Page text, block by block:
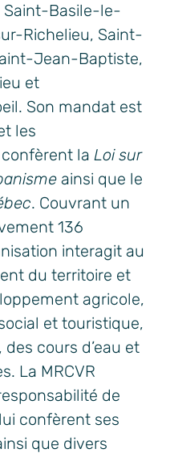
Basile-le-
Richelieu, Saint-
Jean-Baptiste,
et
Son mandat est
les
la Loi sur
ainsi que le
. Couvrant un
136
interagit au
du territoire et
agricole,
et touristique,
cours d’eau et
La MRCVR
de
confèrent ses
que divers